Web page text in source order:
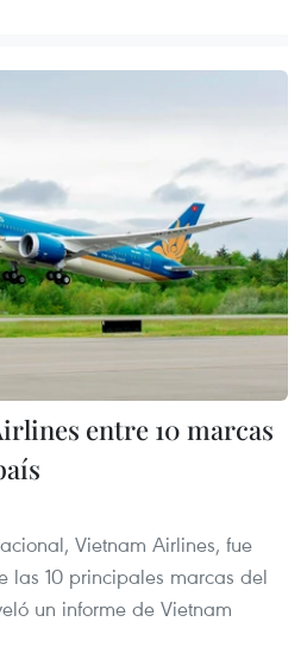
entre 10 marcas
Vietnam Airlines, fue
las 10 principales marcas del
un informe de Vietnam